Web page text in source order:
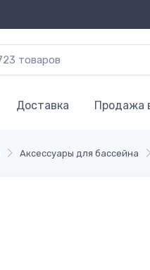
Доставка Продажа
Аксессуары для бассейна